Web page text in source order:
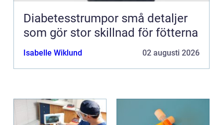
Diabetesstrumpor små detaljer
som gör stor skillnad för fötterna
Isabelle Wiklund 02 augusti 2026